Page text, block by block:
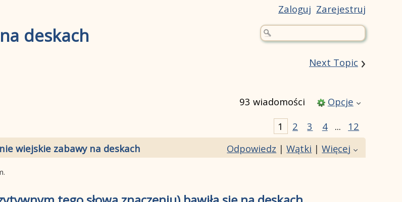
Zaloguj Zarejestruj
deskach
Next Topic ›
93 wiadomości
Opcje
1
2 3 4 ...
12
Odpowiedz |Wątki |Więcej
wiejskie zabawy na deskach
.